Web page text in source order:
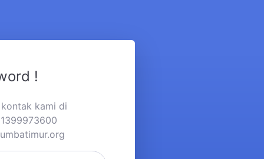
!
kami di